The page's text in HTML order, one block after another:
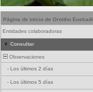
Página de inicio de Ornitho Euskadi
Entidades colaboradoras
Consultar
Observaciones
- Los últimos 2 días
- Los últimos 5 días